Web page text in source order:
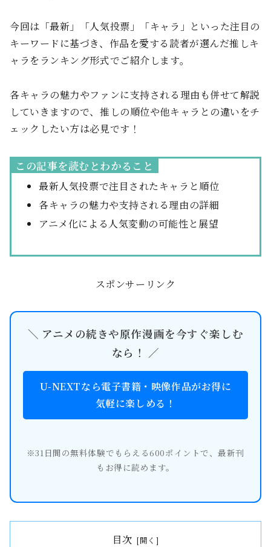
今回は「最新」「人気投票」「キャラ」といった注目の
キーワードに基づき、作品を愛する読者が選んだ推しキ
ャラをランキング形式でご紹介します。
各キャラの魅力やファンに支持される理由も併せて解説
していきますので、推しの順位や他キャラとの違いをチ
ェックしたい方は必見です！
この記事を読むとわかること
最新人気投票で注目されたキャラと順位
各キャラの魅力や支持される理由の詳細
アニメ化による人気変動の可能性と展望
スポンサーリンク
＼ アニメの続きや原作漫画を今すぐ楽しむ
なら！ ／
U-NEXTなら電子書籍・映像作品がお得に
気軽に楽しめる！
※31日間の無料体験でもらえる600ポイントで、最新刊
もお得に読めます。
目次